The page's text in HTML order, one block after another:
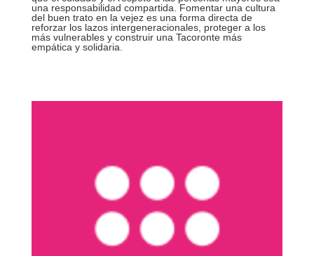
una responsabilidad compartida. Fomentar una cultura
del buen trato en la vejez es una forma directa de
reforzar los lazos intergeneracionales, proteger a los
más vulnerables y construir una Tacoronte más
empática y solidaria.